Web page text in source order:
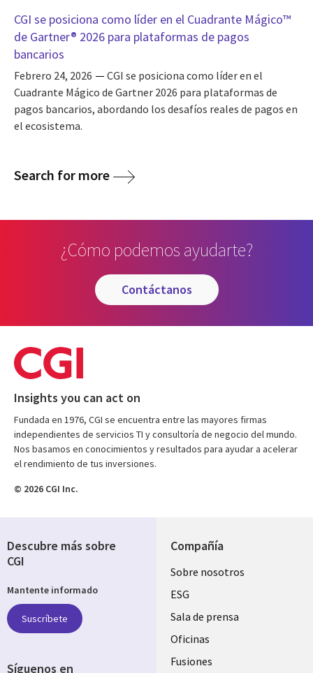
CGI se posiciona como líder en el Cuadrante Mágico™
de Gartner® 2026 para plataformas de pagos
bancarios
Febrero 24, 2026
CGI se posiciona como líder en el
Cuadrante Mágico de Gartner 2026 para plataformas de
pagos bancarios, abordando los desafíos reales de pagos en
el ecosistema.
Search for more
¿Cómo podemos ayudarte?
contáctanos
Insights you can act on
Fundada en 1976, CGI se encuentra entre las mayores firmas
independientes de servicios TI y consultoría de negocio del mundo.
Nos basamos en conocimientos y resultados para ayudar a acelerar
el rendimiento de tus inversiones.
© 2026 CGI Inc.
Compañía
Useful
links
SPAIN
Sobre nosotros
ESG
Sala de prensa
Oficinas
Fusiones
Descubre más sobre
CGI
Mantente informado
Suscríbete
Síguenos en